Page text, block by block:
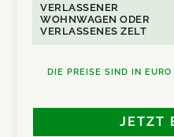
VERLASSENER
WOHNWAGEN ODER
VERLASSENES ZELT
DIE PREISE SIND IN
JETZT